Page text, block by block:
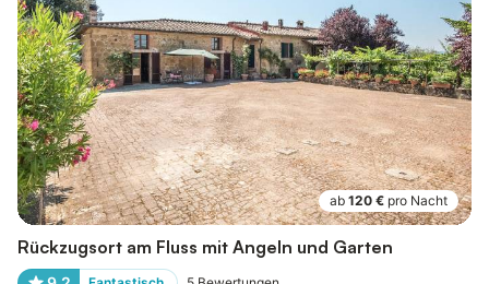
ab 120 € pro Nacht
Rückzugsort am Fluss mit Angeln und Garten